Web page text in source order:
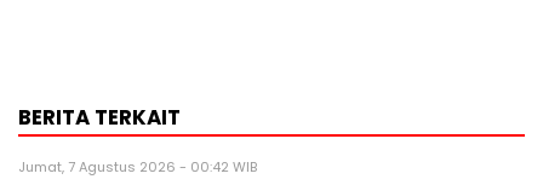
BERITA TERKAIT
Jumat, 7 Agustus 2026 - 00:42 WIB